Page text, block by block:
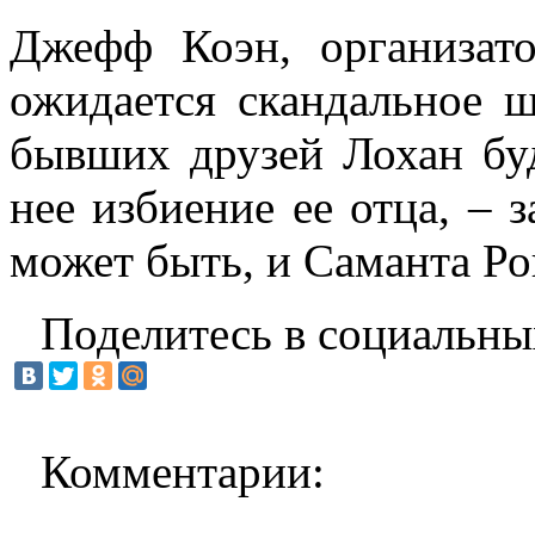
Джефф Коэн,
ожидается скандальное
бывших друзей Лохан
нее избиение ее отца, –
может быть, и Саманта
Поделитесь в
Комментарии: